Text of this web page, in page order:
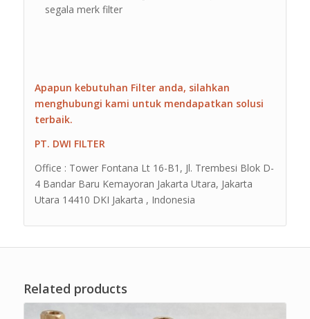
segala merk filter
Apapun kebutuhan Filter anda, silahkan
menghubungi kami untuk mendapatkan solusi
terbaik.
PT. DWI FILTER
Office : Tower Fontana Lt 16-B1, Jl. Trembesi Blok D-
4 Bandar Baru Kemayoran Jakarta Utara, Jakarta
Utara 14410 DKI Jakarta , Indonesia
Related products